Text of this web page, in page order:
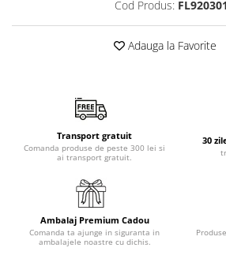
Cod Produs: FL920301
Adauga la Favorite
Transport gratuit
Comanda produse de peste 300 lei si
ai transport gratuit.
30
Ambalaj Premium Cadou
Comanda ta ajunge in siguranta in
ambalajele noastre cu dichis.